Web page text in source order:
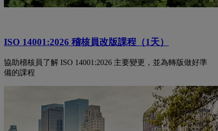
ISO 14001:2026 稽核員改版課程（1天）
協助稽核員了解 ISO 14001:2026 主要變更，並為轉版做好準
備的課程